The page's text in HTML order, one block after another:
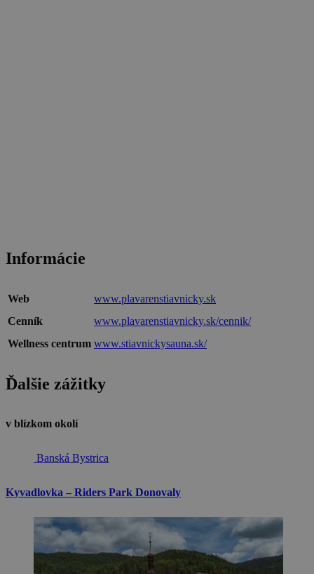
Informácie
Web
www.plavarenstiavnicky.sk
Cenník
www.plavarenstiavnicky.sk/cennik/
Wellness centrum www.stiavnickysauna.sk/
Ďalšie zážitky
v blízkom okolí
Banská Bystrica
Kyvadlovka – Riders Park Donovaly